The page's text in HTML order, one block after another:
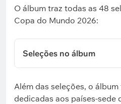
O álbum traz todas as 48
Copa do Mundo 2026:
Seleções no álbum
Além das seleções, o
dedicadas aos países-sede